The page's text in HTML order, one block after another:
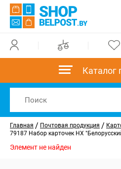
Каталог
Главная / Почтовая продукция /
79187 Набор карточек НХ
Элемент не найден